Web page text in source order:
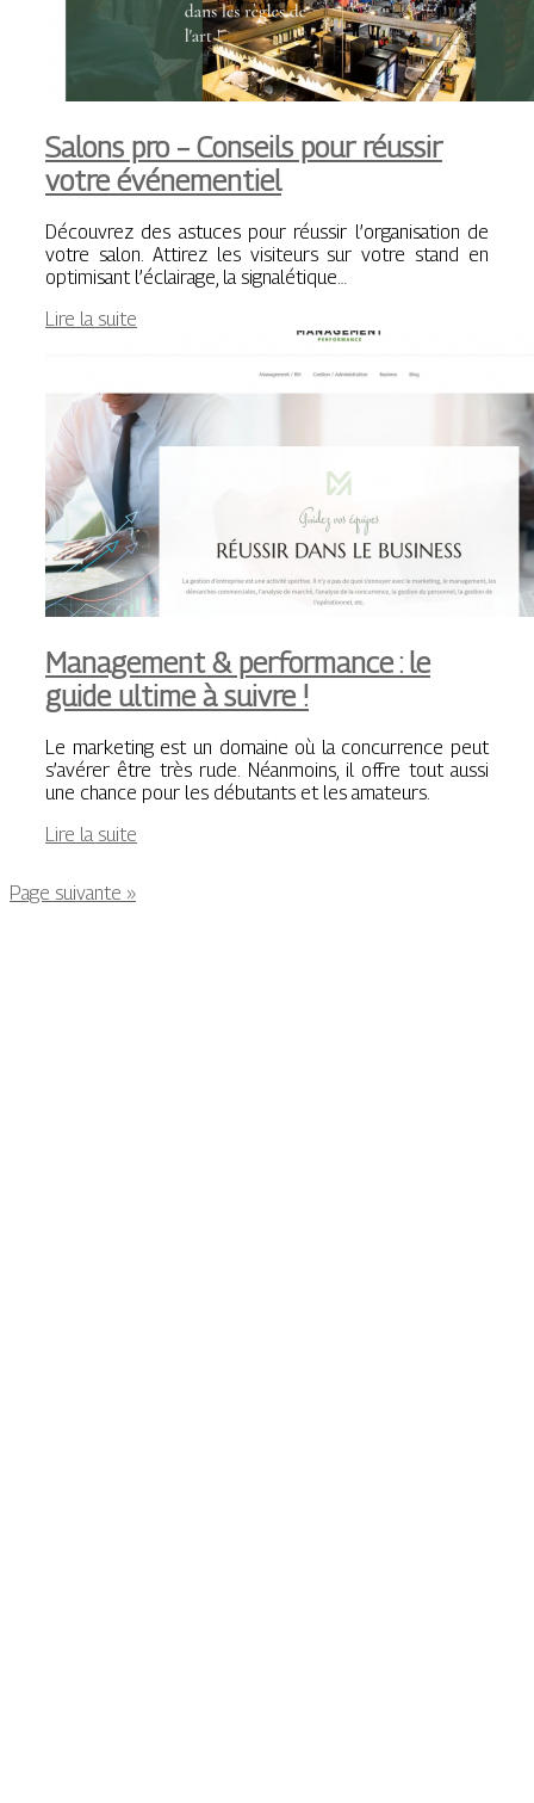
Salons pro – Conseils pour réussir
votre événementiel
Découvrez des astuces pour réussir l’organisation de
votre salon. Attirez les visiteurs sur votre stand en
optimisant l’éclairage, la signalétique…
Lire la suite
Management & performance : le
guide ultime à suivre !
Le marketing est un domaine où la concurrence peut
s’avérer être très rude. Néanmoins, il offre tout aussi
une chance pour les débutants et les amateurs.
Lire la suite
Page suivante »